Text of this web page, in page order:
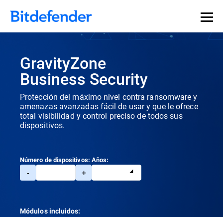
GravityZone
Business Security
Protección del máximo nivel contra ransomware y
amenazas avanzadas fácil de usar y que le ofrece
total visibilidad y control preciso de todos sus
dispositivos.
Número de dispositivos:
- +
Años:
Módulos incluidos: